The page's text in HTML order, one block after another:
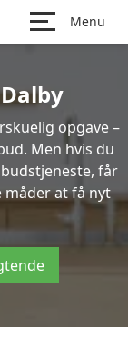
Menu
opgave –
Men hvis du
får
måder at få nyt